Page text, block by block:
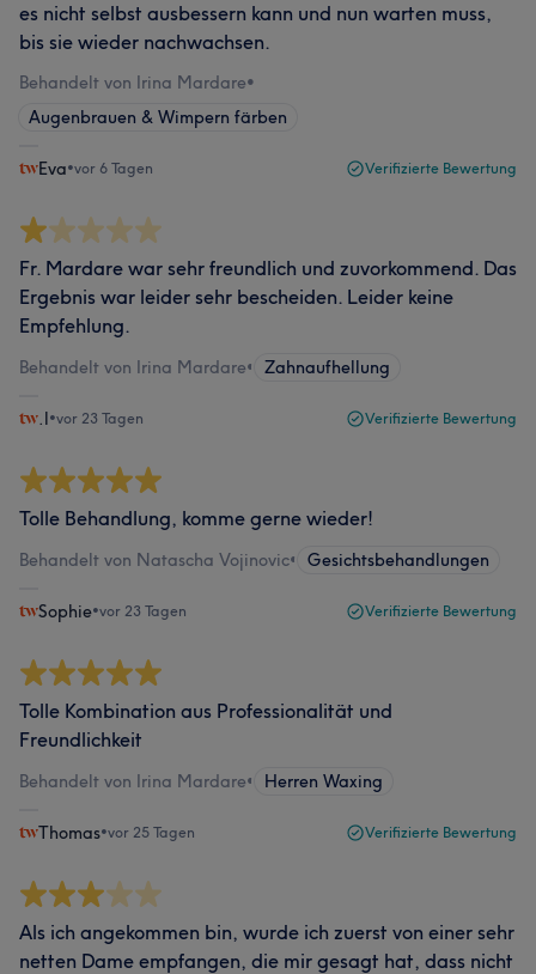
es nicht selbst ausbessern kann und nun warten muss,
bis sie wieder nachwachsen.
Behandelt von Irina Mardare•
Augenbrauen & Wimpern färben
Eva•vor 6 Tagen Verifizierte Bewertung
Fr. Mardare war sehr freundlich und zuvorkommend. Das
Ergebnis war leider sehr bescheiden. Leider keine
Empfehlung.
Behandelt von Irina Mardare• Zahnaufhellung
.l•vor 23 Tagen Verifizierte Bewertung
Tolle Behandlung, komme gerne wieder!
Behandelt von Natascha Vojinovic• Gesichtsbehandlungen
Sophie•vor 23 Tagen Verifizierte Bewertung
Tolle Kombination aus Professionalität und
Freundlichkeit
Behandelt von Irina Mardare• Herren Waxing
Thomas•vor 25 Tagen Verifizierte Bewertung
Als ich angekommen bin, wurde ich zuerst von einer sehr
netten Dame empfangen, die mir gesagt hat, dass nicht